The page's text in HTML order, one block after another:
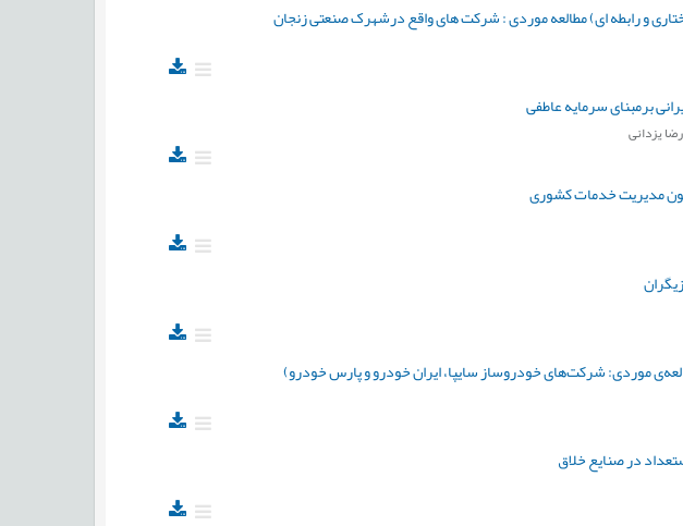
و رابطه ای) مطالعه موردی : شرکت های واقع درشهرک صنعتی زنجان
برمبنای سرمایه عاطفی
یزدانی
مدیریت خدمات کشوری
موردی: شرکت‌های خودروساز سایپا، ایران خودرو و پارس خودرو)
در صنایع خلاق